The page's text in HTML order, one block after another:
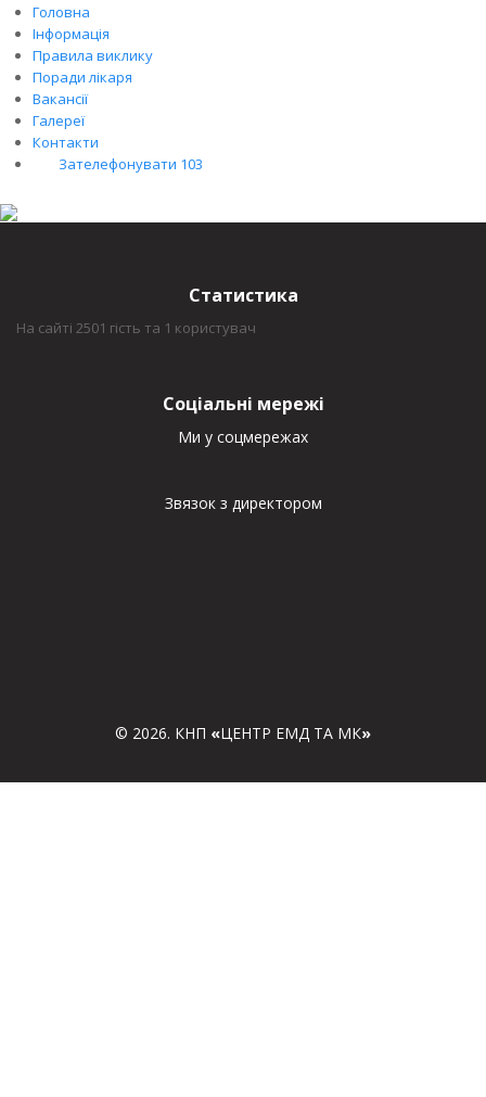
Головна
Інформація
Правила виклику
Поради лікаря
Вакансії
Галереї
Контакти
Зателефонувати 103
Статистика
На сайті 2501 гість та 1 користувач
Соціальні мережі
Ми у соцмережах
Звязок з директором
© 2026. КНП «ЦЕНТР ЕМД ТА МК»